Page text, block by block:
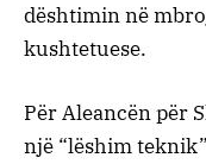
dështimin në
kushtetuese.
Për Aleancën për
një “lëshim